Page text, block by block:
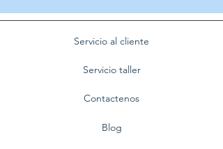
Servicio al cliente
Servicio taller
Contactenos
Blog